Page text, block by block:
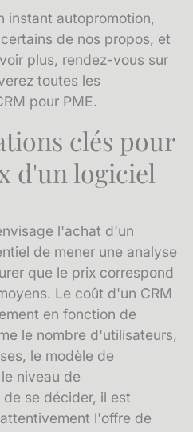
instant autopromotion,
de nos propos, et
plus, rendez-vous sur
toutes les
pour PME.
clés pour
d'un logiciel
l'achat d'un
de mener une analyse
que le prix correspond
Le coût d'un CRM
en fonction de
le nombre d'utilisateurs,
le modèle de
niveau de
se décider, il est
l'offre de